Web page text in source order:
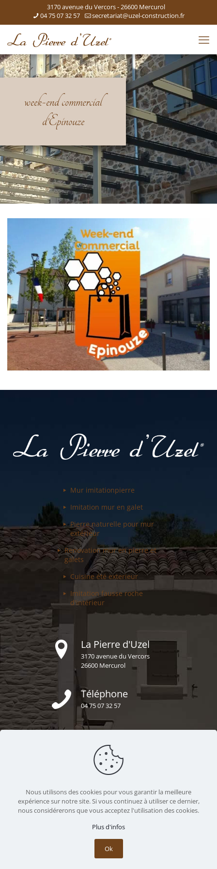
3170 avenue du Vercors - 26600 Mercurol
04 75 07 32 57
secretariat@uzel-construction.fr
week-end commercial
d’Epinouze
Mur imitationpierre
Imitation mur en galet
Pierre naturelle pourmur
extérieur
Renovation muren pierre et
galets
Cuisine été exterieur
Imitation fausseroche
d'intérieur
La Pierre d'Uzel
3170 avenue du Vercors
26600 Mercurol
Téléphone
04 75 07 32 57
E-mail
secretariat@uzel-construction.fr
Nous sommes ensemble
https://uzel-construction.fr
Nous utilisons des cookies pour vous garantir la meilleure
expérience sur notre site. Si vous continuez à utiliser ce dernier,
nous considérerons que vous acceptez l'utilisation des cookies.
Plus d'infos
Ok